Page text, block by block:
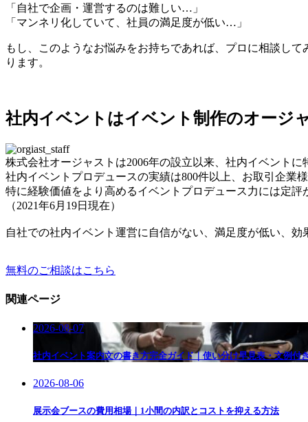
「自社で企画・運営するのは難しい…」
「マンネリ化していて、社員の満足度が低い…」
もし、このようなお悩みをお持ちであれば、プロに相談し
ります。
社内イベントはイベント制作のオージ
株式会社オージャストは2006年の設立以来、社内イベント
社内イベントプロデュースの実績は800件以上、お取引企業
特に経験価値をより高めるイベントプロデュース力には定
（2021年6月19日現在）
自社での社内イベント運営に自信がない、満足度が低い、
無料のご相談はこちら
関連ページ
2026-08-07
社内イベント案内文の書き方完全ガイド｜使い分け早見表・文例付
2026-08-06
展示会ブースの費用相場｜1小間の内訳とコストを抑える方法